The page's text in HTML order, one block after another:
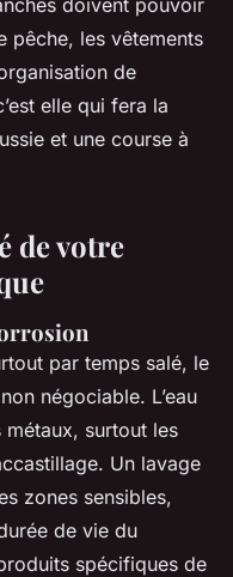
pêche, les vêtements
de
elle qui fera la
et une course à
de votre
par temps salé, le
négociable. L’eau
surtout les
Un lavage
zones sensibles,
de vie du
spécifiques de